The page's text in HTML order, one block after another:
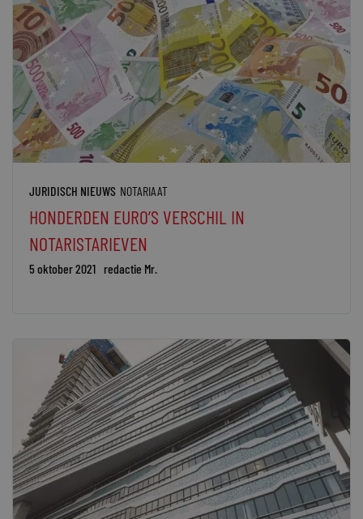
JURIDISCH NIEUWS NOTARIAAT
HONDERDEN EURO’S VERSCHIL IN
NOTARISTARIEVEN
5 oktober 2021 redactie Mr.